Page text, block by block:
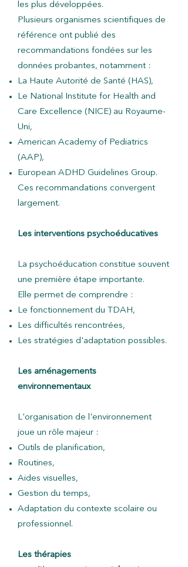
les plus développées.
Plusieurs organismes scientifiques de
référence ont publié des
recommandations fondées sur les
données probantes, notamment :
La Haute Autorité de Santé (HAS),
Le National Institute for Health and
Care Excellence (NICE) au Royaume-
Uni,
American Academy of Pediatrics
(AAP),
European ADHD Guidelines Group.
Ces recommandations convergent
largement.
Les interventions psychoéducatives
La psychoéducation constitue souvent
une première étape importante.
Elle permet de comprendre :
Le fonctionnement du TDAH,
Les difficultés rencontrées,
Les stratégies d'adaptation possibles.
Les aménagements
environnementaux
L'organisation de l'environnement
joue un rôle majeur :
Outils de planification,
Routines,
Aides visuelles,
Gestion du temps,
Adaptation du contexte scolaire ou
professionnel.
Les thérapies